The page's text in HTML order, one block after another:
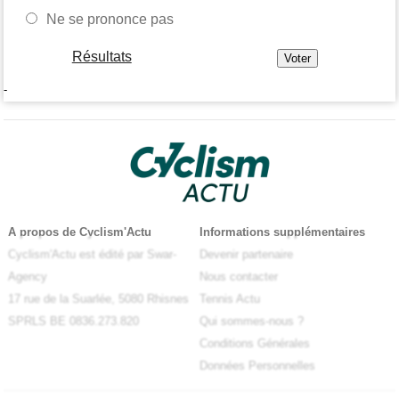
Ne se prononce pas
Résultats
-
A propos de Cyclism'Actu
Cyclism'Actu est édité par Swar-
Agency
17 rue de la Suarlée, 5080 Rhisnes
SPRLS BE 0836.273.820
Informations supplémentaires
Devenir partenaire
Nous contacter
Tennis Actu
Qui sommes-nous ?
Conditions Générales
Données Personnelles